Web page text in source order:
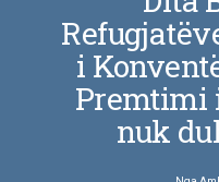
i
Premtimi
nuk